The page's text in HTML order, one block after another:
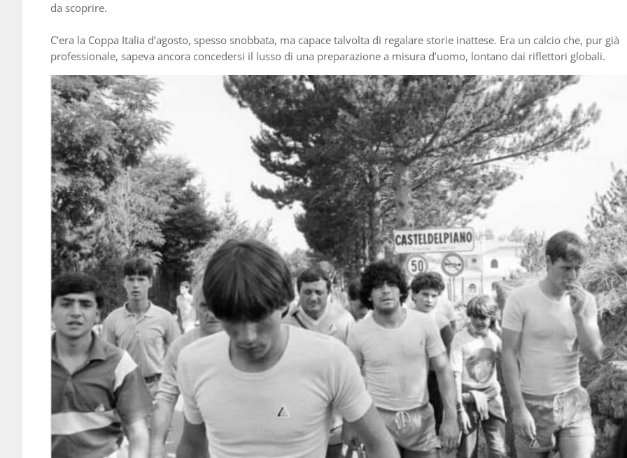
da scoprire.
C’era la Coppa Italia d’agosto, spesso snobbata, ma capace talvolta di regalare storie inattese. Era un calcio che, pur già
professionale, sapeva ancora concedersi il lusso di una preparazione a misura d’uomo, lontano dai riflettori globali.